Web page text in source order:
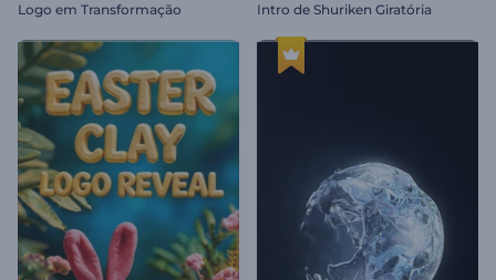
Logo em Transformação Intro de Shuriken Giratória